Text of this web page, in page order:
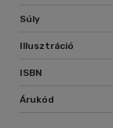
Súly
Illusztráció
ISBN
Árukód